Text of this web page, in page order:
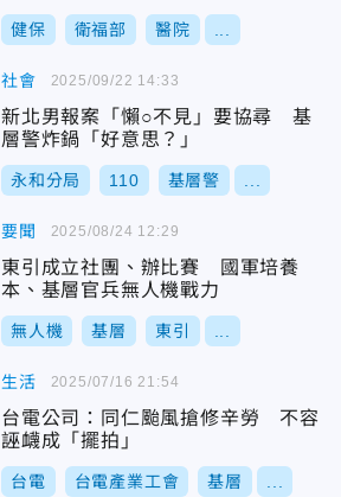
健保 衛福部 醫院
社會
新北男報案「懶○不見」要協尋 基
層警炸鍋「好意思？」
永和分局 110 基層警
2025/09/22 14:33
要聞
東引成立社團、辦比賽 國軍培養
本、基層官兵無人機戰力
無人機 基層 東引
2025/08/24 12:29
生活
台電公司：同仁颱風搶修辛勞 不容
誣衊成「擺拍」
台電 台電產業工會 基層
2025/07/16 21:54